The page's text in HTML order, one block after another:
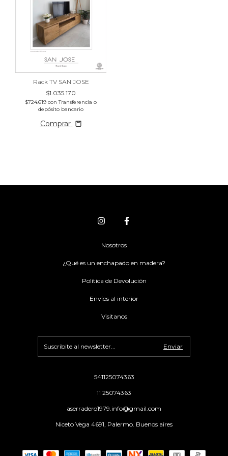
Rack TV SAN JOSE
$1.035.170
$724.619 con Transferencia o
depósito bancario
Comprar
Nosotros
¿Qué es un enchapado en madera?
Política de Devolución
Envíos al interior
Visitanos
541125074363
11 25074363
aserradero1979.info@gmail.com
Niceto Vega 4691, Palermo. Buenos aires